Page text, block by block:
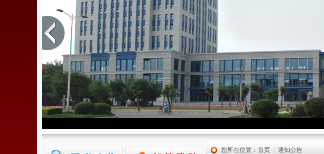
您所在位置： 首页 通知公告